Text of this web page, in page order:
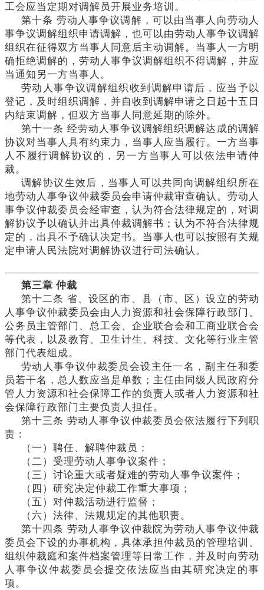
工会应当定期对调解员开展业务培训。
第十条 劳动人事争议调解，可以由当事人向劳动人
事争议调解组织申请调解，也可以由劳动人事争议调解
组织在征得双方当事人同意后主动调解。当事人一方明
确拒绝调解的，劳动人事争议调解组织不得调解，并应
当通知另一方当事人。
劳动人事争议调解组织收到调解申请后，应当予以
登记，及时组织调解，并自收到调解申请之日起十五日
内结束调解，但双方当事人同意延期的除外。
第十一条 经劳动人事争议调解组织调解达成的调解
协议对当事人具有约束力，当事人应当履行。一方当事
人不履行调解协议的，另一方当事人可以依法申请仲
裁。
调解协议生效后，当事人可以共同向调解组织所在
地劳动人事争议仲裁委员会申请仲裁审查确认。劳动人
事争议仲裁委员会经审查，认为符合法律规定的，对调
解协议予以确认并出具仲裁调解书；认为不符合法律规
定的，出具不予确认决定书。当事人也可以按照有关规
定申请人民法院对调解协议进行司法确认。
第三章 仲裁
第十二条 省、设区的市、县（市、区）设立的劳动
人事争议仲裁委员会由人力资源和社会保障行政部门、
公务员主管部门、总工会、企业联合会和工商业联合会
等代表，以及教育、卫生计生、科技、文化等行业主管
部门代表组成。
劳动人事争议仲裁委员会设主任一名，副主任和委
员若干名，总人数应当是单数；主任由同级人民政府分
管人力资源和社会保障工作的负责人或者人力资源和社
会保障行政部门主要负责人担任。
第十三条 劳动人事争议仲裁委员会依法履行下列职
责：
（一）聘任、解聘仲裁员；
（二）受理劳动人事争议案件；
（三）讨论重大或者疑难的劳动人事争议案件；
（四）研究决定仲裁工作重大事项；
（五）对仲裁活动进行监督；
（六）法律、法规规定的其他职责。
第十四条 劳动人事争议仲裁院为劳动人事争议仲裁
委员会下设的办事机构，具体承担仲裁员的管理培训、
组织仲裁庭和案件档案管理等日常工作，并及时向劳动
人事争议仲裁委员会提交依法应当由其研究决定的事
项。